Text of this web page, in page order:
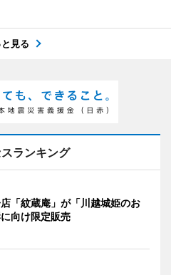
見る
ランキング
「紋蔵庵」が「川越城姫のお
向け限定販売